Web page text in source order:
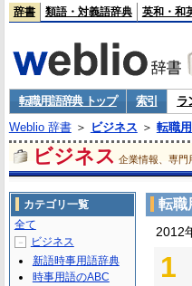
辞書 類語・対義語辞典 英和・和
転職用語辞典 トップ 索引
ラ
Weblio 辞書＞ ビジネス ＞ 転職
ビジネス 企業情報、専門
転職
2012
1
カテゴリ一覧
全て
－
ビジネス
新語時事用語辞典
時事用語のABC